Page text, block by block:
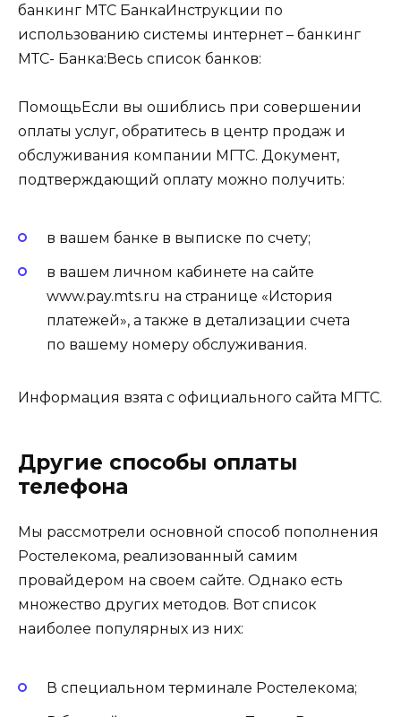
банкинг МТС БанкаИнструкции по
использованию системы интернет – банкинг
МТС- Банка:Весь список банков:
ПомощьЕсли вы ошиблись при совершении
оплаты услуг, обратитесь в центр продаж и
обслуживания компании МГТС. Документ,
подтверждающий оплату можно получить:
в вашем банке в выписке по счету;
в вашем личном кабинете на сайте
www.pay.mts.ru на странице «История
платежей», а также в детализации счета
по вашему номеру обслуживания.
Информация взята с официального сайта МГТС.
Другие способы оплаты
телефона
Мы рассмотрели основной способ пополнения
Ростелекома, реализованный самим
провайдером на своем сайте. Однако есть
множество других методов. Вот список
наиболее популярных из них:
В специальном терминале Ростелекома;